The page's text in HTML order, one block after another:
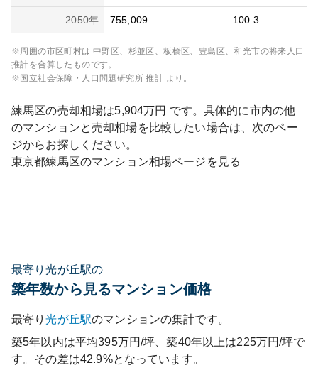
2050年 755,009 100.3
※周囲の市区町村は 中野区、杉並区、板橋区、豊島区、和光市の将来人口
推計を合算したものです。
※国立社会保障・人口問題研究所 推計 より。
練馬区の売却相場は5,904万円 です。具体的に市内の他
のマンションと売却相場を比較したい場合は、次のペー
ジからお探しください。
東京都練馬区のマンション相場ページを見る
最寄り光が丘駅の
築年数から見るマンション価格
最寄り光が丘駅のマンションの集計です。
築5年以内は平均395万円/坪、築40年以上は225万円/坪で
す。その差は42.9%となっています。